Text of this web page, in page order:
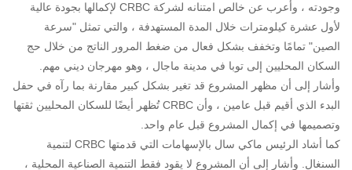
وجودته ، وأعرب عن خالص امتنانه لشركة CRBC لإكمالها بجودة عالية
لأول عشرة كيلومترات خلال المدة المستهدفة ، والتي تمثل "سرعة
الصين" تمامًا وتخفف بشكل فعال من ضغط المرور الناتج من خلال حج
السكان المحليين إلى توبا في مدينة ماجال ، وهو مهرجان ديني مهم.
وأشار إلى أن مظهر المشروع قد تغير بشكل كبير مقارنة بما رآه في حفل
البدء الذي أقيم قبل عامين ، وأن CRBC تُظهر أيضًا للسكان المحليين ثقتها
وتصميمها في إكمال المشروع قبل عام واحد.
كما أشاد الرئيس ماكي سال بالإسهامات التي قدمتها CRBC لتنمية
السنغال. وأشار إلى أن المشروع لا يقود فقط التنمية الصناعية المحلية ،